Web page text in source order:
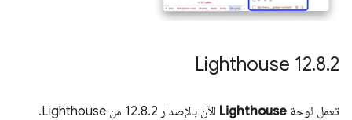
‫Lighthouse 12.8.2
تعمل لوحة Lighthouse الآن بالإصدار 12.8.2 من Lighthouse.